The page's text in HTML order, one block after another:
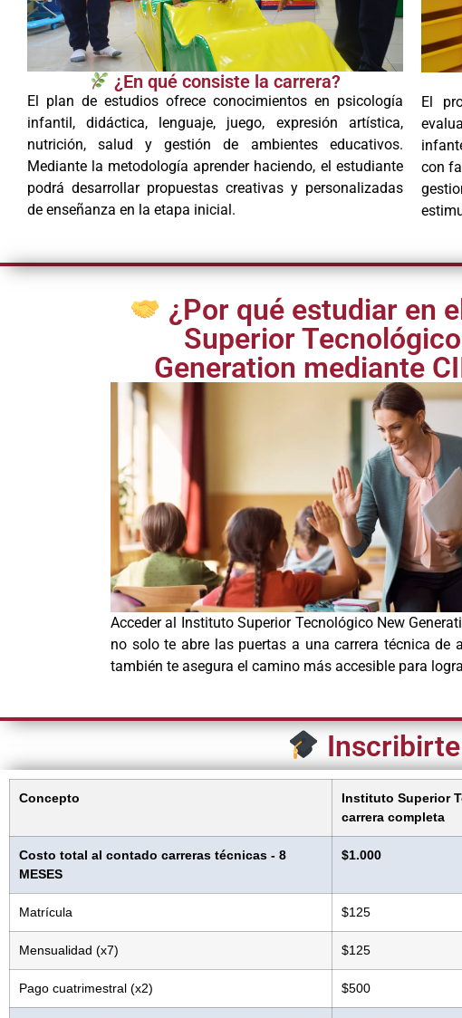
¿En qué consiste la carrera?
El plan de estudios ofrece conocimientos en psicología
infantil, didáctica, lenguaje, juego, expresión artística,
nutrición, salud y gestión de ambientes educativos.
Mediante la metodología aprender haciendo, el estudiante
podrá desarrollar propuestas creativas y personalizadas
de enseñanza en la etapa inicial.
El
con
¿Por qué estudiar en
Superior
Generation mediante
Acceder al Instituto Superior Tecnológico New
no solo te abre las puertas a una carrera técnica de
también te asegura el camino más accesible para
Concepto
Instituto Superior
carrera completa
Costo total al contado carreras técnicas - 8
MESES
$1.000
Matrícula $125
Mensualidad (x7) $125
Pago cuatrimestral (x2) $500